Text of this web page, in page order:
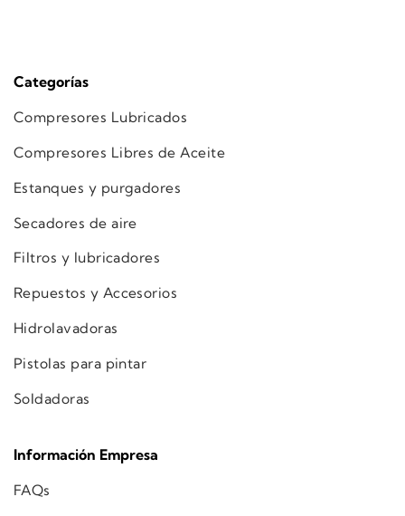
Categorías
Compresores Lubricados
Compresores Libres de Aceite
Estanques y purgadores
Secadores de aire
Filtros y lubricadores
Repuestos y Accesorios
Hidrolavadoras
Pistolas para pintar
Soldadoras
Información Empresa
FAQs